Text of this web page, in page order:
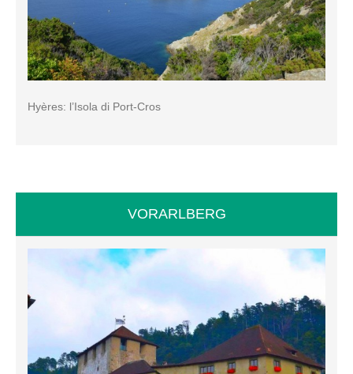
Hyères: l’Isola di Port-Cros
VORARLBERG